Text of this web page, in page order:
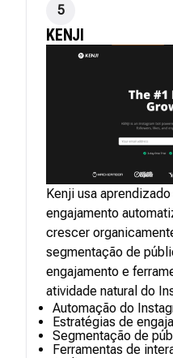
5
KENJI
Kenji usa
engajamento
crescer
segmentação de
engajamento e
atividade natural do
Automação do
Estratégias de
Segmentação de
Ferramentas de